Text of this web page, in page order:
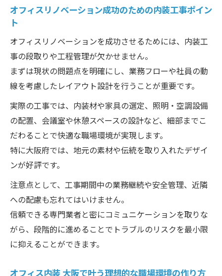
オフィスリノベーション成功のための内装工事ポイン
ト
オフィスリノベーションを成功させるためには、内装工
事の段取りや工程管理が欠かせません。
まずは現状の問題点を明確にし、業務フローや社員の動
線を考慮したレイアウト設計を行うことが重要です。
実際の工事では、内装材や家具の選定、照明・空調設備
の配置、会議室や休憩スペースの設計など、細部までこ
だわることで快適な職場環境が実現します。
特に大阪府では、地元の素材や伝統を取り入れたデザイ
ンが好評です。
注意点として、工事期間中の業務継続や安全管理、近隣
への配慮も忘れてはいけません。
信頼できる専門業者と密にコミュニケーションを取りな
がら、段階的に進めることでトラブルのリスクを最小限
に抑えることができます。
オフィス内装 大阪で叶う理想的な職場環境の作り方